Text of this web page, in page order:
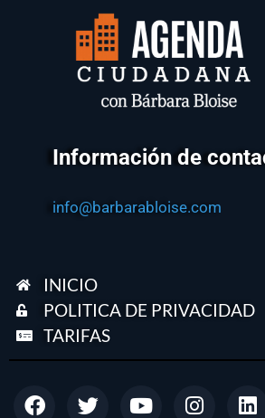
Información de
info@barbarabloise.com
INICIO
POLITICA DE PRIVACIDAD
TARIFAS